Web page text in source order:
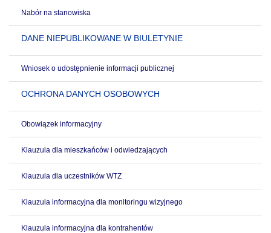
Nabór na stanowiska
DANE NIEPUBLIKOWANE W BIULETYNIE
Wniosek o udostępnienie informacji publicznej
OCHRONA DANYCH OSOBOWYCH
Obowiązek informacyjny
Klauzula dla mieszkańców i odwiedzających
Klauzula dla uczestników WTZ
Klauzula informacyjna dla monitoringu wizyjnego
Klauzula informacyjna dla kontrahentów